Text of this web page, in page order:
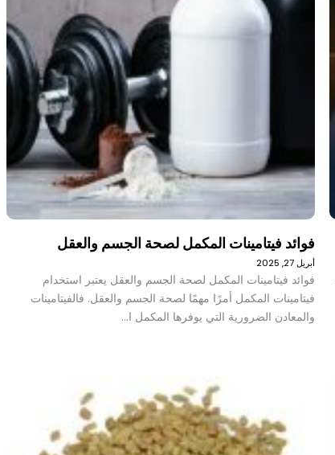
فوائد فيتامينات المكمل لصحة الجسم والعقل
أبريل 27, 2025
فوائد فيتامينات المكمل لصحة الجسم والعقل يعتبر استخدام
فيتامينات المكمل أمرًا مهمًا لصحة الجسم والعقل. فالفيتامينات
والمعادن الضرورية التي يوفرها المكمل ا…